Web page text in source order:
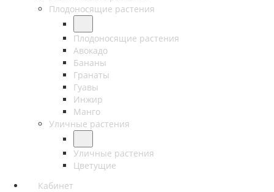
Плодоносящие растения
Плодоносящие растения
Авокадо
Бананы
Гранаты
Гуавы
Инжир
Манго
Уличные растения
Уличные растения
Цветущие
Кабинет